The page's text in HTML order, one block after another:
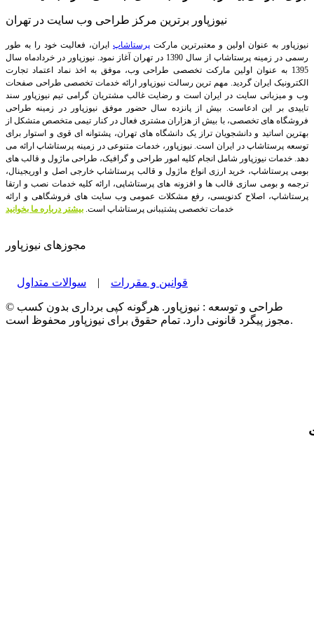
نیوزپاور برترین مرکز طراحی وب سایت در تهران
نیوزپاور به عنوان اولین و معتبرترین مارکت پرستاشاپ ایران، فعالیت خود را به طور
رسمی در زمینه پرستاشاپ از سال 1390 در تهران آغاز نمود. نیوزپاور در خردادماه سال
1395 به عنوان اولین مارکت تخصصی طراحی وب، موفق به اخذ نماد اعتماد تجارت
الکترونیک ایران گردید. مهم ترین رسالت نیوزپاور ارائه خدمات تخصصی طراحی صفحات
وب و میزبانی سایت در ایران است و رضایت غالب مشتریان گرامی تیم نیوزپاور سند
تاییدی بر این ادعاست. بیش از پانزده سال حضور موفق نیوزپاور در زمینه طراحی
فروشگاه های تخصصی، با بیش از هزاران مشتری فعال در کنار تیمی متخصص متشکل از
بهترین اساتید و دانشجویان تراز یک دانشگاه های تهران، پشتوانه ای قوی و استوار برای
توسعه پرستاشاپ در ایران است.نیوزپاور، خدمات متنوعی در زمینه پرستاشاپ ارائه می
دهد. خدمات نیوزپاور شامل انجام کلیه امور طراحی و گرافیک، طراحی ماژول و قالب های
بومی پرستاشاپ، خرید ارزی انواع ماژول و قالب پرستاشاپ خارجی اصل و اوریجینال،
ترجمه و بومی سازی قالب ها و افزونه های پرستاشاپی، ارائه کلیه خدمات نصب و ارتقا
پرستاشاپ، اصلاح کدنویسی، رفع مشکلات عمومی وب سایت های فروشگاهی و ارائه
خدمات تخصصی پشتیبانی پرستاشاپ است. بیشتر درباره ما بخوانید
مجوزهای نیوزپاور
قوانین و مقررات | سوالات متداول
© طراحی و توسعه : نیوزپاور. هرگونه کپی برداری بدون کسب
مجوز پیگرد قانونی دارد. تمام حقوق برای نیوزپاور محفوظ است.